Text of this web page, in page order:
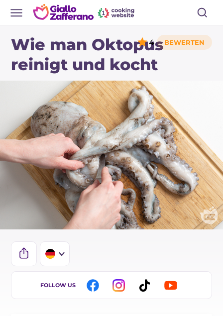
Wie man Oktopus
reinigt und kocht
4
IT
FOLLOW US